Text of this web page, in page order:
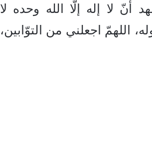
أنّ لا إله إلّا الله وحده لا
اللهمّ اجعلني من التوّابين،